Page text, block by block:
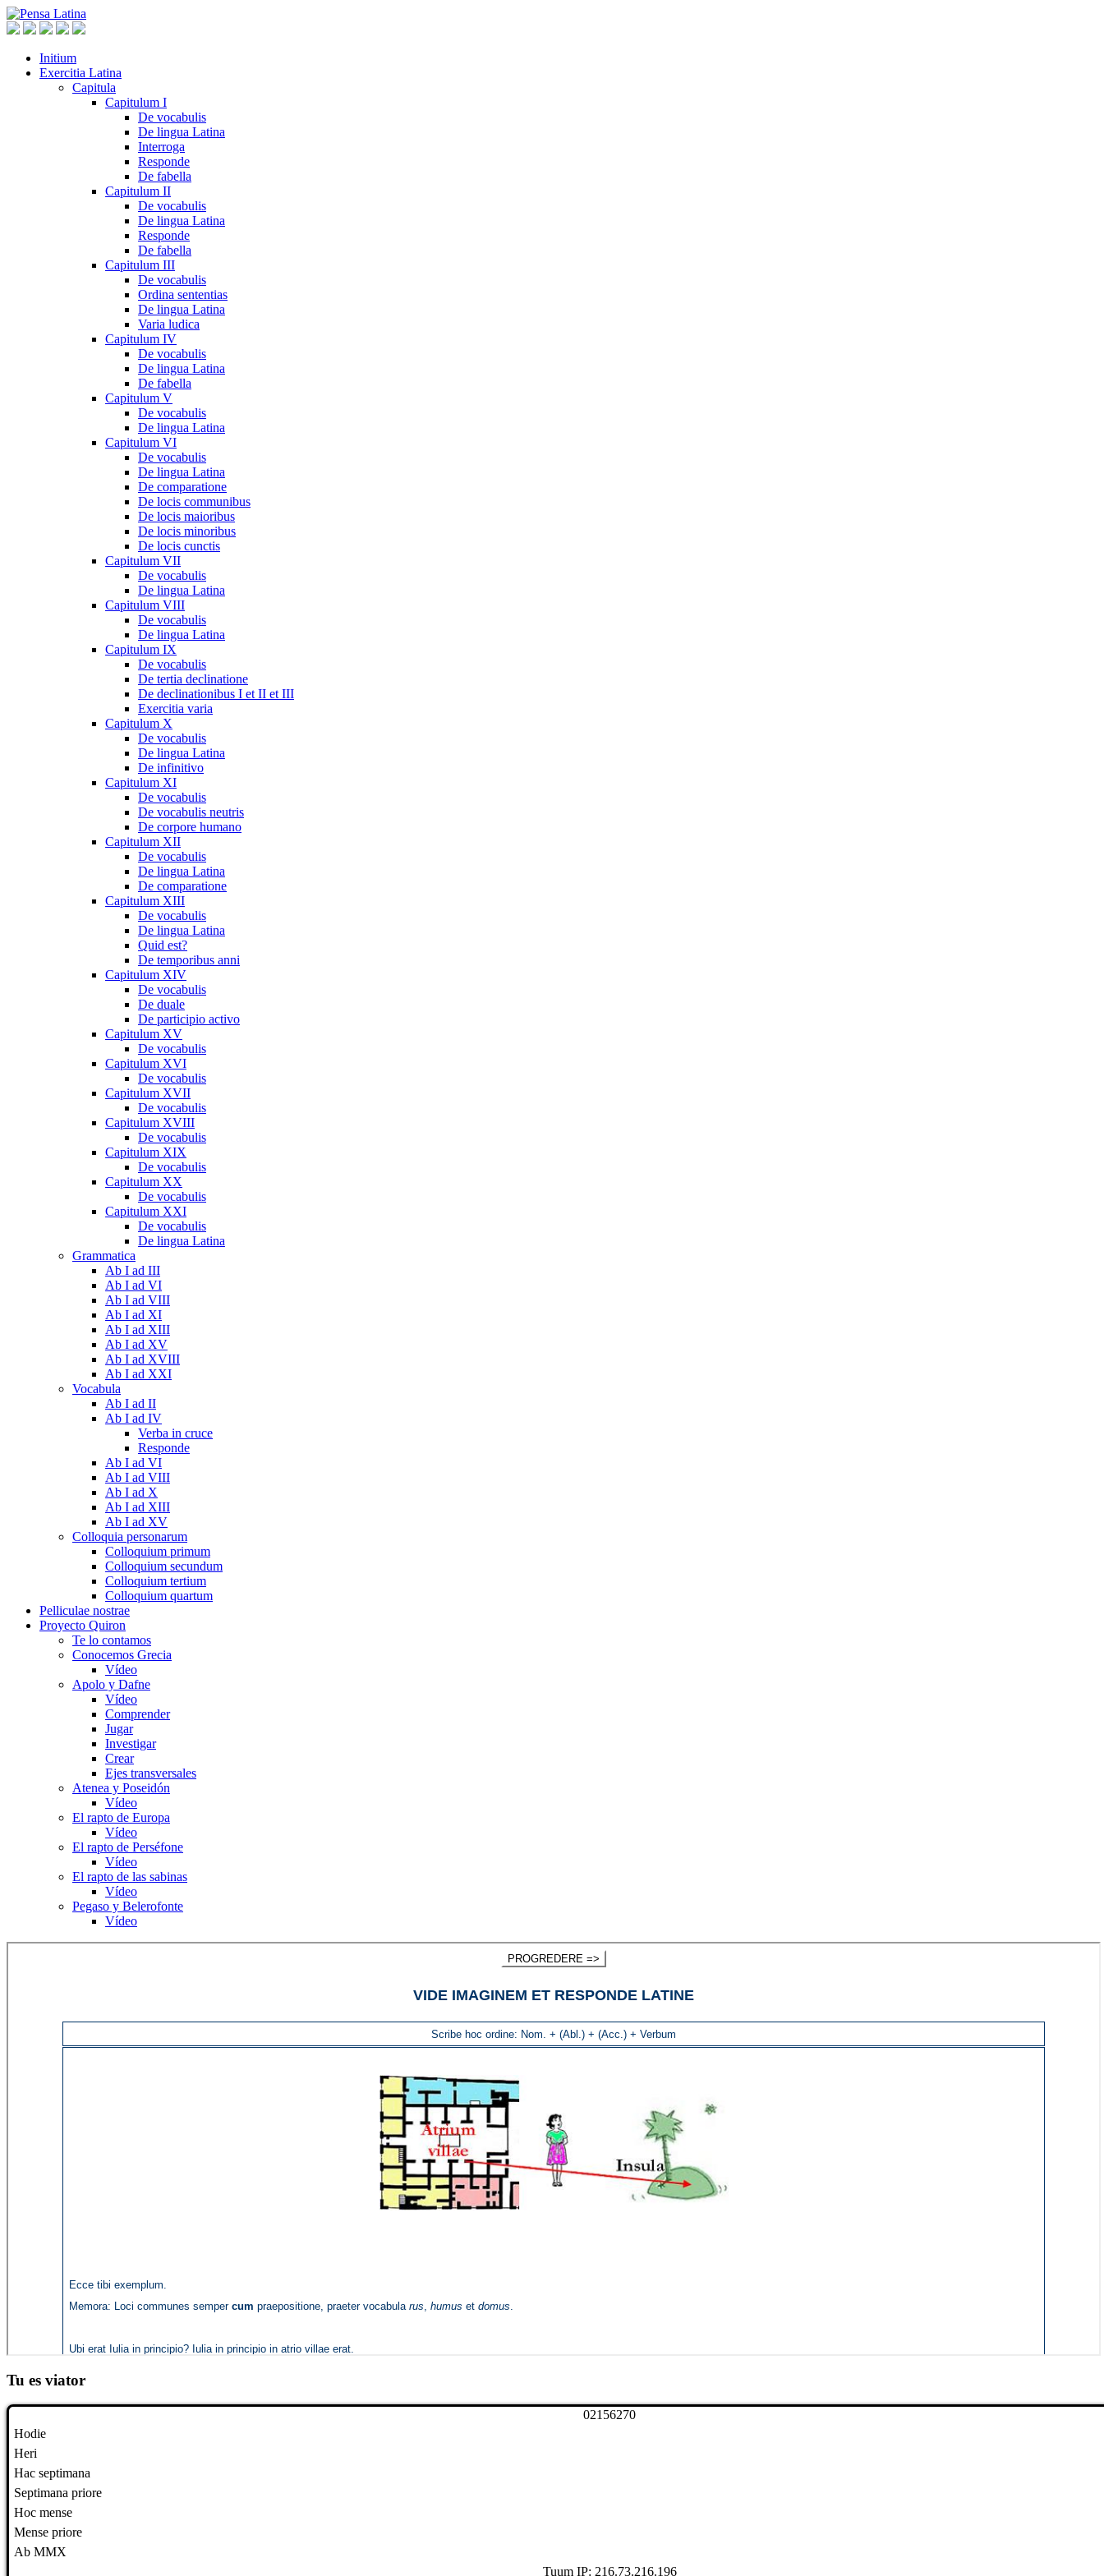
Initium
Exercitia Latina
Capitula
Capitulum I
De vocabulis
De lingua Latina
Interroga
Responde
De fabella
Capitulum II
De vocabulis
De lingua Latina
Responde
De fabella
Capitulum III
De vocabulis
Ordina sententias
De lingua Latina
Varia ludica
Capitulum IV
De vocabulis
De lingua Latina
De fabella
Capitulum V
De vocabulis
De lingua Latina
Capitulum VI
De vocabulis
De lingua Latina
De comparatione
De locis communibus
De locis maioribus
De locis minoribus
De locis cunctis
Capitulum VII
De vocabulis
De lingua Latina
Capitulum VIII
De vocabulis
De lingua Latina
Capitulum IX
De vocabulis
De tertia declinatione
De declinationibus I et II et III
Exercitia varia
Capitulum X
De vocabulis
De lingua Latina
De infinitivo
Capitulum XI
De vocabulis
De vocabulis neutris
De corpore humano
Capitulum XII
De vocabulis
De lingua Latina
De comparatione
Capitulum XIII
De vocabulis
De lingua Latina
Quid est?
De temporibus anni
Capitulum XIV
De vocabulis
De duale
De participio activo
Capitulum XV
De vocabulis
Capitulum XVI
De vocabulis
Capitulum XVII
De vocabulis
Capitulum XVIII
De vocabulis
Capitulum XIX
De vocabulis
Capitulum XX
De vocabulis
Capitulum XXI
De vocabulis
De lingua Latina
Grammatica
Ab I ad III
Ab I ad VI
Ab I ad VIII
Ab I ad XI
Ab I ad XIII
Ab I ad XV
Ab I ad XVIII
Ab I ad XXI
Vocabula
Ab I ad II
Ab I ad IV
Verba in cruce
Responde
Ab I ad VI
Ab I ad VIII
Ab I ad X
Ab I ad XIII
Ab I ad XV
Colloquia personarum
Colloquium primum
Colloquium secundum
Colloquium tertium
Colloquium quartum
Pelliculae nostrae
Proyecto Quiron
Te lo contamos
Conocemos Grecia
Vídeo
Apolo y Dafne
Vídeo
Comprender
Jugar
Investigar
Crear
Ejes transversales
Atenea y Poseidón
Vídeo
El rapto de Europa
Vídeo
El rapto de Perséfone
Vídeo
El rapto de las sabinas
Vídeo
Pegaso y Belerofonte
Vídeo
Tu es viator
02156270
Hodie
Heri
Hac septimana
Septimana priore
Hoc mense
Mense priore
Ab MMX
Tuum IP: 216.73.216.196